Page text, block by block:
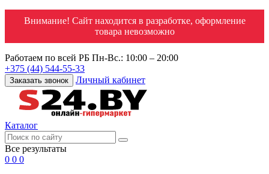
Внимание! Сайт находится в разработке, оформление
товара невозможно
Работаем по всей РБ Пн-Вс.: 10:00 – 20:00
+375 (44) 544-55-33
Заказать звонок Личный кабинет
Каталог
Все результаты
0 0 0